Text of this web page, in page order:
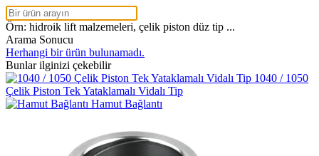
Örn: hidroik lift malzemeleri, çelik piston düz tip ...
Arama Sonucu
Herhangi bir ürün bulunamadı.
Bunlar ilginizi çekebilir
1040 / 1050
Çelik Piston Tek Yataklamalı Vidalı Tip
Hamut Bağlantı